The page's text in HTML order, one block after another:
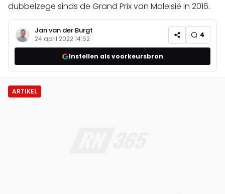
dubbelzege sinds de Grand Prix van Maleisië in 2016.
Jan van der Burgt
24 april 2022 14:52 4
Instellen als voorkeursbron
ARTIKEL